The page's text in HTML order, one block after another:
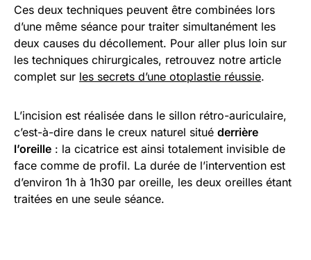
Ces deux techniques peuvent être combinées lors
d’une même séance pour traiter simultanément les
deux causes du décollement. Pour aller plus loin sur
les techniques chirurgicales, retrouvez notre article
complet sur les secrets d’une otoplastie réussie.
L’incision est réalisée dans le sillon rétro-auriculaire,
c’est-à-dire dans le creux naturel situé derrière
l’oreille : la cicatrice est ainsi totalement invisible de
face comme de profil. La durée de l’intervention est
d’environ 1h à 1h30 par oreille, les deux oreilles étant
traitées en une seule séance.